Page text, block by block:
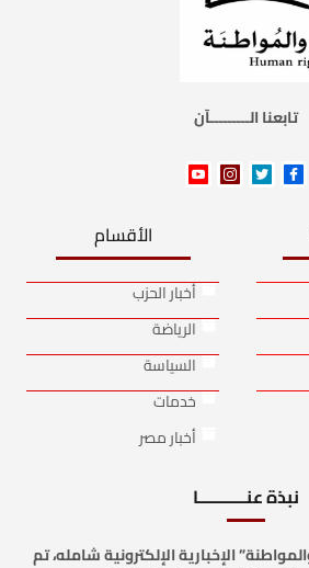
تابعنا الـــــــــآن
الأقسام
أخبار الحزب
الرياضة
السياسة
خدمات
أخبار مصر
نبذة عنـــــــــــا
الإخبارية الإلكترونية شامله، تم